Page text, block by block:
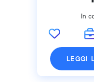
In
LEGGI